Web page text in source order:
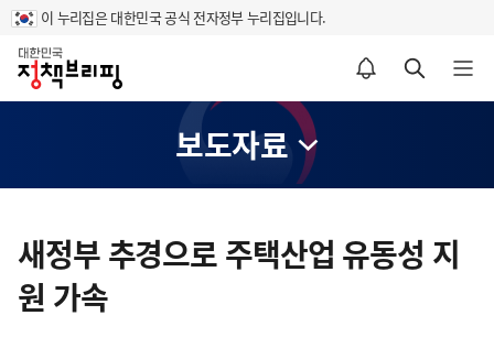
이 누리집은 대한민국 공식 전자정부 누리집입니다.
홈
알림설정 바로가기 검색 바로가기 메뉴 열기
보도자료
츠
영
새정부 추경으로 주택산업 유동성 지
원 가속